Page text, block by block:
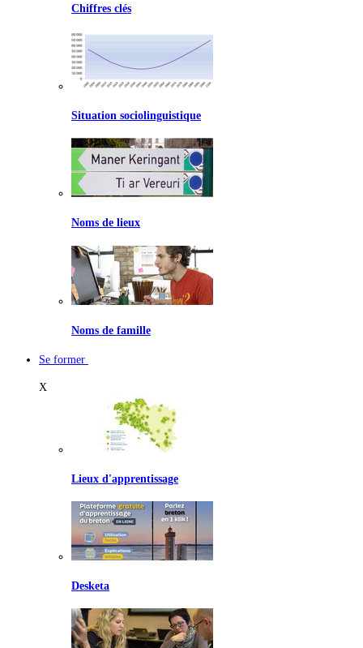
Chiffres clés
Situation sociolinguistique
Noms de lieux
Noms de famille
Se former
X
Lieux d'apprentissage
Desketa